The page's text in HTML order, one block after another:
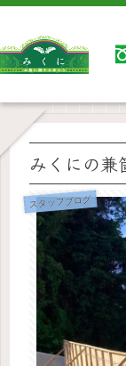
みくにの兼
スタッフブログ